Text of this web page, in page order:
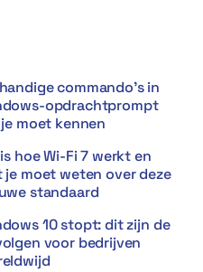
commando’s in
opdrachtprompt
moet kennen
hoe Wi-Fi 7 werkt en
je moet weten over deze
standaard
10 stopt: dit zijn de
voor bedrijven